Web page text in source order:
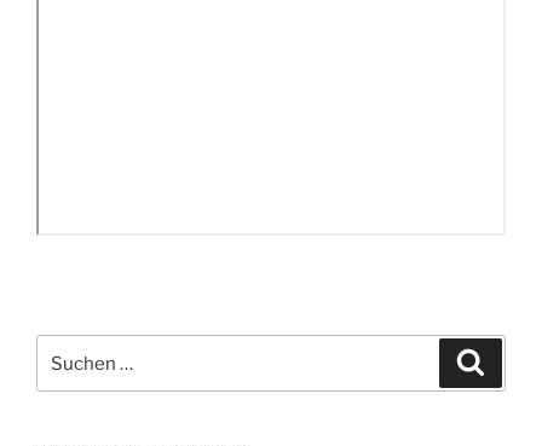
nach: